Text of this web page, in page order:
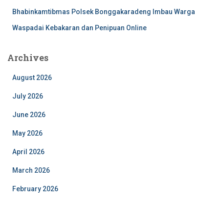
Bhabinkamtibmas Polsek Bonggakaradeng Imbau Warga
Waspadai Kebakaran dan Penipuan Online
Archives
August 2026
July 2026
June 2026
May 2026
April 2026
March 2026
February 2026